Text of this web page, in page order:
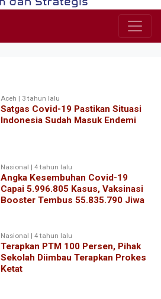
Aceh | 3 tahun lalu
Satgas Covid-19 Pastikan Situasi
Indonesia Sudah Masuk Endemi
Nasional | 4 tahun lalu
Angka Kesembuhan Covid-19
Capai 5.996.805 Kasus, Vaksinasi
Booster Tembus 55.835.790 Jiwa
Nasional | 4 tahun lalu
Terapkan PTM 100 Persen, Pihak
Sekolah Diimbau Terapkan Prokes
Ketat